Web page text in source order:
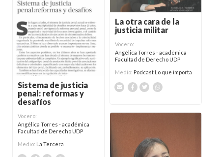
Sistema de justicia
penal: reformas y
desafíos
Vocero:
Angélica Torres - académica
Facultad de Derecho UDP
Medio: La Tercera
La otra cara de la
justicia militar
Vocero:
Angélica Torres - académica
Facultad de Derecho UDP
Medio: Podcast Lo que importa